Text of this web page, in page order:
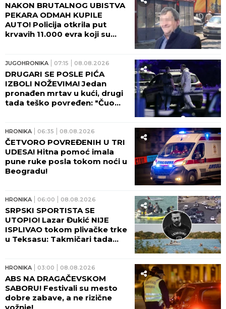
NAKON BRUTALNOG UBISTVA
PEKARA ODMAH KUPILE
AUTO! Policija otkrila put
krvavih 11.000 evra koji su
plen!
JUGOHRONIKA 07:15 08.08.2026
DRUGARI SE POSLE PIĆA
IZBOLI NOŽEVIMA! Jedan
pronađen mrtav u kući, drugi
tada teško povređen: "Čuo
HRONIKA 06:35 08.08.2026
ČETVORO POVREĐENIH U TRI
UDESA! Hitna pomoć imala
pune ruke posla tokom noći u
Beogradu!
HRONIKA 06:00 08.08.2026
SRPSKI SPORTISTA SE
UTOPIO! Lazar Đukić NIJE
ISPLIVAO tokom plivačke trke
u Teksasu: Takmičari tada
HRONIKA 03:00 08.08.2026
ABS NA DRAGAČEVSKOM
SABORU! Festivali su mesto
dobre zabave, a ne rizične